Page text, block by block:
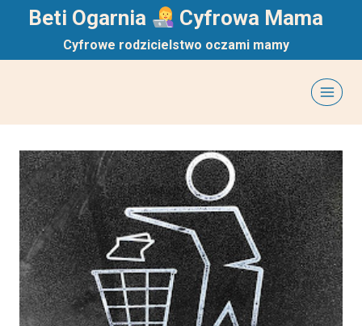
PrzejdźBeti Ogarnia Cyfrowa Mama
Cyfrowe rodzicielstwo oczami mamy